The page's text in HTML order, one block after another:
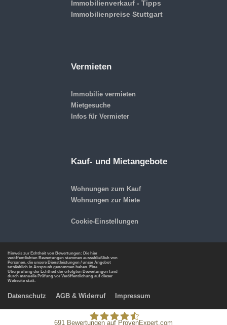
Immobilienverkauf - Tipps
Immobilienpreise Stuttgart
Vermieten
Immobilie vermieten
Mietgesuche
Infos für Vermieter
Kauf- und Mietangebote
Wohnungen zum Kauf
Wohnungen zur Miete
Cookie-Einstellungen
Hinweis zur Echtheit von Bewertungen: Die hier
veröffentlichten Bewertungen stammen ausschließlich von
Personen, die unsere Dienstleistungen / unser Angebot
tatsächlich in Anspruch genommen haben. Eine
Überprüfung der Echtheit der erfolgten Bewertungen fand
durch manuelle Prüfung vor Veröffentlichung auf dieser
Webseite statt.
Datenschutz AGB & Widerruf Impressum
691 Bewertungen auf ProvenExpert.com